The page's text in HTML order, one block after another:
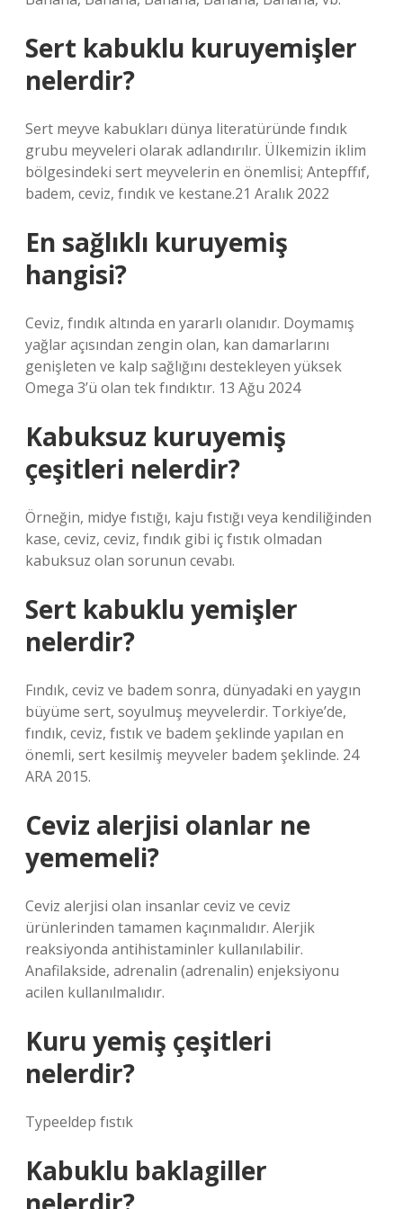
Sert kabuklu kuruyemişler
nelerdir?
Sert meyve kabukları dünya literatüründe fındık
grubu meyveleri olarak adlandırılır. Ülkemizin iklim
bölgesindeki sert meyvelerin en önemlisi; Antepffıf,
badem, ceviz, fındık ve kestane.21 Aralık 2022
En sağlıklı kuruyemiş
hangisi?
Ceviz, fındık altında en yararlı olanıdır. Doymamış
yağlar açısından zengin olan, kan damarlarını
genişleten ve kalp sağlığını destekleyen yüksek
Omega 3’ü olan tek fındıktır. 13 Ağu 2024
Kabuksuz kuruyemiş
çeşitleri nelerdir?
Örneğin, midye fıstığı, kaju fıstığı veya kendiliğinden
kase, ceviz, ceviz, fındık gibi iç fıstık olmadan
kabuksuz olan sorunun cevabı.
Sert kabuklu yemişler
nelerdir?
Fındık, ceviz ve badem sonra, dünyadaki en yaygın
büyüme sert, soyulmuş meyvelerdir. Torkiye’de,
fındık, ceviz, fıstık ve badem şeklinde yapılan en
önemli, sert kesilmiş meyveler badem şeklinde. 24
ARA 2015.
Ceviz alerjisi olanlar ne
yememeli?
Ceviz alerjisi olan insanlar ceviz ve ceviz
ürünlerinden tamamen kaçınmalıdır. Alerjik
reaksiyonda antihistaminler kullanılabilir.
Anafilakside, adrenalin (adrenalin) enjeksiyonu
acilen kullanılmalıdır.
Kuru yemiş çeşitleri
nelerdir?
Typeeldep fıstık
Kabuklu baklagiller